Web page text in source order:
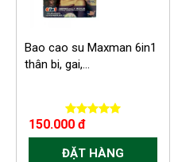
Bao cao su Maxman 6in1
thân bi, gai,...
150.000 đ
ĐẶT HÀNG